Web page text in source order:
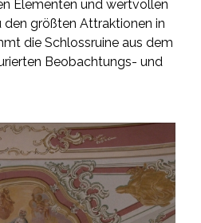
Elementen und wertvollen
den größten Attraktionen in
die Schlossruine aus dem
Beobachtungs- und